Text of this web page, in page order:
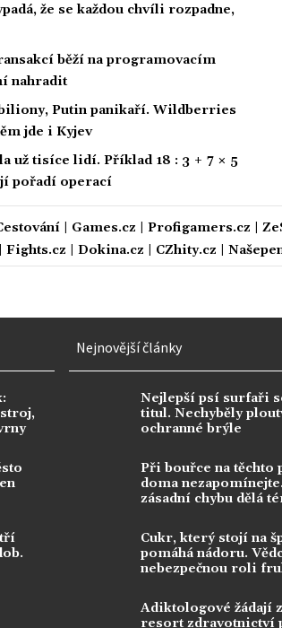
že se každou chvíli rozpadne,
běží na programovacím
nahradit
Putin panikaří. Wildberries
jde i Kyjev
už tisíce lidí. Příklad 18 : 3 + 7 × 5
pořadí operací
Games.cz Profigamers.cz
Fights.cz Dokina.cz CZhity.cz
Nejnovější články
Nejlepší psí surfaři
titul. Nechyběly
ochranné brýle
Při bouřce na těchto
doma
zásadní chybu dělá
Cukr, který stojí na
pomáhá nádoru.
nebezpečnou roli
Adiktologové žádají
resort zdravotnictví